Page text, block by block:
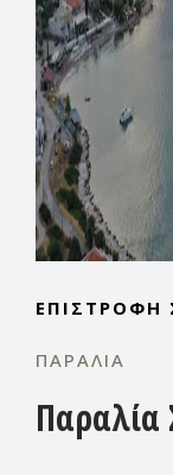
ΕΠΙΣΤΡΟΦΉ
ΠΑΡΑΛΊΑ
Παραλία